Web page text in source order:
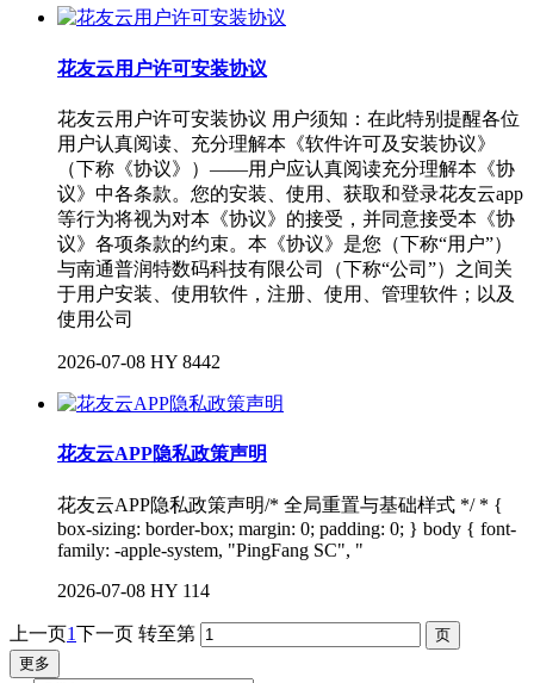
花友云用户许可安装协议
花友云用户许可安装协议 用户须知：在此特别提醒各位
用户认真阅读、充分理解本《软件许可及安装协议》
（下称《协议》）——用户应认真阅读充分理解本《协
议》中各条款。您的安装、使用、获取和登录花友云app
等行为将视为对本《协议》的接受，并同意接受本《协
议》各项条款的约束。本《协议》是您（下称“用户”）
与南通普润特数码科技有限公司（下称“公司”）之间关
于用户安装、使用软件，注册、使用、管理软件；以及
使用公司
2026-07-08 HY 8442
花友云APP隐私政策声明
花友云APP隐私政策声明/* 全局重置与基础样式 */ * {
box-sizing: border-box; margin: 0; padding: 0; } body { font-
family: -apple-system, "PingFang SC", "
2026-07-08 HY 114
上一页1下一页 转至第
更多